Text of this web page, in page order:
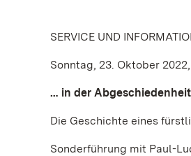
SERVICE UND
Sonntag, 23. Oktober
… in der
Die Geschichte eines
Sonderführung mit Paul-